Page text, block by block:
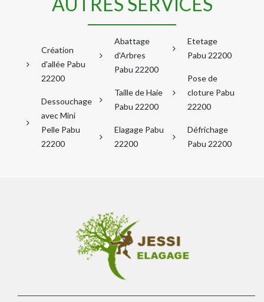
Création
d'allée Pabu
22200
Dessouchage
avec Mini
Pelle Pabu
22200
Abattage
d'Arbres
Pabu 22200
Taille de Haie
Pabu 22200
Elagage Pabu
22200
Etetage
Pabu 22200
Pose de
cloture Pabu
22200
Défrichage
Pabu 22200